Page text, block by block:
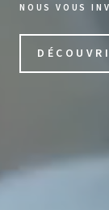
NOUS VOUS